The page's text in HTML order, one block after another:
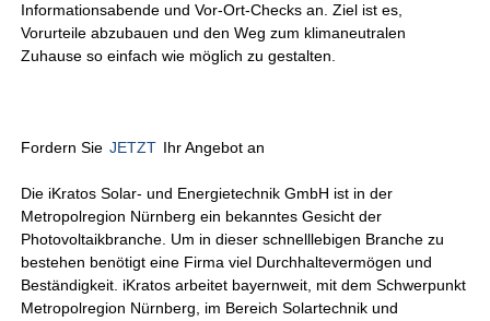
Informationsabende und Vor-Ort-Checks an. Ziel ist es,
Vorurteile abzubauen und den Weg zum klimaneutralen
Zuhause so einfach wie möglich zu gestalten.
Fordern Sie JETZT Ihr Angebot an
Die iKratos Solar- und Energietechnik GmbH ist in der
Metropolregion Nürnberg ein bekanntes Gesicht der
Photovoltaikbranche. Um in dieser schnelllebigen Branche zu
bestehen benötigt eine Firma viel Durchhaltevermögen und
Beständigkeit. iKratos arbeitet bayernweit, mit dem Schwerpunkt
Metropolregion Nürnberg, im Bereich Solartechnik und